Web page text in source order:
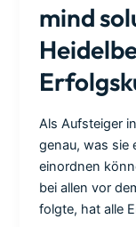
mind
Als Aufsteiger
genau, was sie
einordnen
bei allen vor
folgte, hat alle